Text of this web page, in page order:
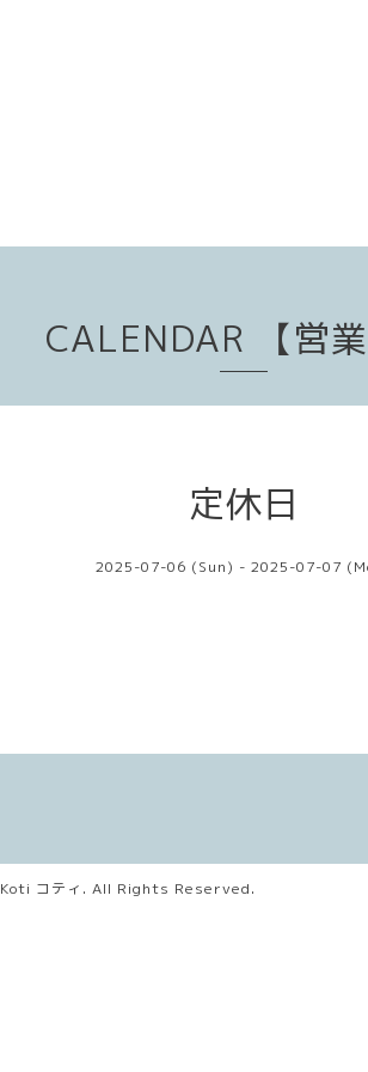
CALENDAR 【営
定休日
2025-07-06 (Sun) - 2025-07-07
Koti コティ . All Rights Reserved.